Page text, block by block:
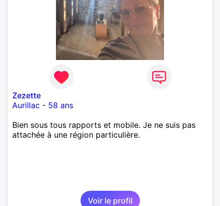
Zezette
Aurillac - 58 ans
Bien sous tous rapports et mobile. Je ne suis pas
attachée à une région particulière.
Voir le profil